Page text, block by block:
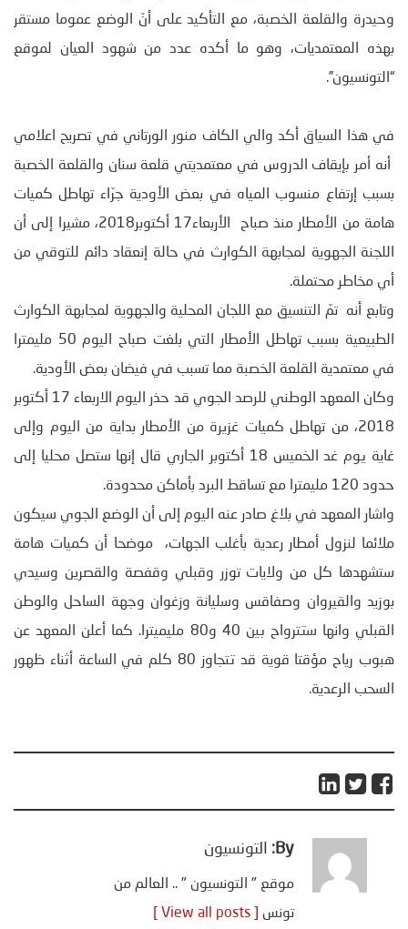
وحيدرة والقلعة الخصبة، مع التأكيد على أنّ الوضع عموما مستقر
بهذه المعتمديات، وهو ما أكده عدد من شهود العيان لموقع
“التونسيون”.
في هذا السياق أكد والي الكاف منور الورتاني في تصريح اعلامي
أنه أمر بإيقاف الدروس في معتمديتي قلعة سنان والقلعة الخصبة
بسبب إرتفاع منسوب المياه في بعض الأودية جرّاء تهاطل كميات
هامة من الأمطار منذ صباح الأربعاء17 أكتوبر2018، مشيرا إلى أن
اللجنة الجهوية لمجابهة الكوارث في حالة إنعقاد دائم للتوقي من
أي مخاطر محتملة.
وتابع أنه تمّ التنسيق مع اللجان المحلية والجهوية لمجابهة الكوارث
الطبيعية بسبب تهاطل الأمطار التي بلغت صباح اليوم 50 مليمترا
في معتمدية القلعة الخصبة مما تسبب في فيضان بعض الأودية.
وكان المعهد الوطني للرصد الجوي قد حذر اليوم الاربعاء 17 أكتوبر
2018، من تهاطل كميات غزيرة من الأمطار بداية من اليوم وإلى
غاية يوم غد الخميس 18 أكتوبر الجاري قال إنها ستصل محليا إلى
حدود 120 مليمترا مع تساقط البرد بأماكن محدودة.
واشار المعهد في بلاغ صادر عنه اليوم إلى أن الوضع الجوي سيكون
ملائما لنزول أمطار رعدية بأغلب الجهات، موضحا أن كميات هامة
ستشهدها كل من ولايات توزر وقبلي وقفصة والقصرين وسيدي
بوزيد والقيروان وصفاقس وسليانة وزغوان وجهة الساحل والوطن
القبلي وانها ستترواح بين 40 و80 مليميترا. كما أعلن المعهد عن
هبوب رياح مؤقتا قوية قد تتجاوز 80 كلم في الساعة أثناء ظهور
السحب الرعدية.
By: التونسيون
موقع " التونسيون " .. العالم من
تونس